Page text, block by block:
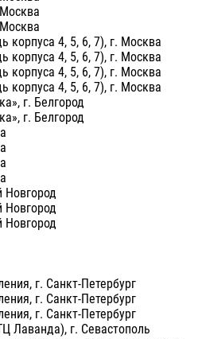
4, 5, 6, 7), г. Москва
4, 5, 6, 7), г. Москва
4, 5, 6, 7), г. Москва
4, 5, 6, 7), г. Москва
г. Белгород
г. Белгород
Новгород
Новгород
Новгород
г. Санкт-Петербург
г. Санкт-Петербург
г. Санкт-Петербург
Лаванда), г. Севастополь